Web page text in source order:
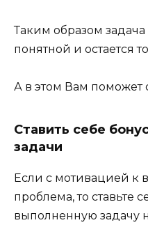
Таким образом задача
понятной и остается
А в этом Вам поможет
Ставить себе
задачи
Если с мотивацией к
проблема, то ставьте
выполненную задачу